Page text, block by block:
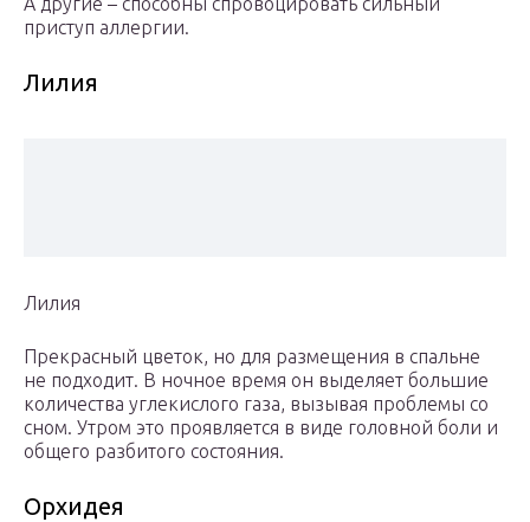
приступ аллергии.
Лилия
Лилия
Прекрасный цветок, но для размещения в спальне
не подходит. В ночное время он выделяет большие
количества углекислого газа, вызывая проблемы со
сном. Утром это проявляется в виде головной боли и
общего разбитого состояния.
Орхидея